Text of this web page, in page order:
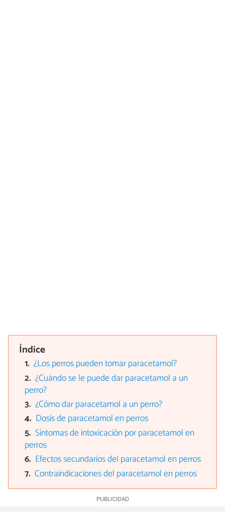
Índice
¿Los perros pueden tomar paracetamol?
¿Cuándo se le puede dar paracetamol a un
perro?
¿Cómo dar paracetamol a un perro?
Dosis de paracetamol en perros
Síntomas de intoxicación por paracetamol en
perros
Efectos secundarios del paracetamol en perros
Contraindicaciones del paracetamol en perros